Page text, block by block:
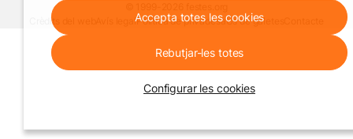
Crèdits del web
Avís legalPolítica de privadesaÚs de galetes
Accepta totes les cookies
Rebutjar-les totes
Configurar les cookies